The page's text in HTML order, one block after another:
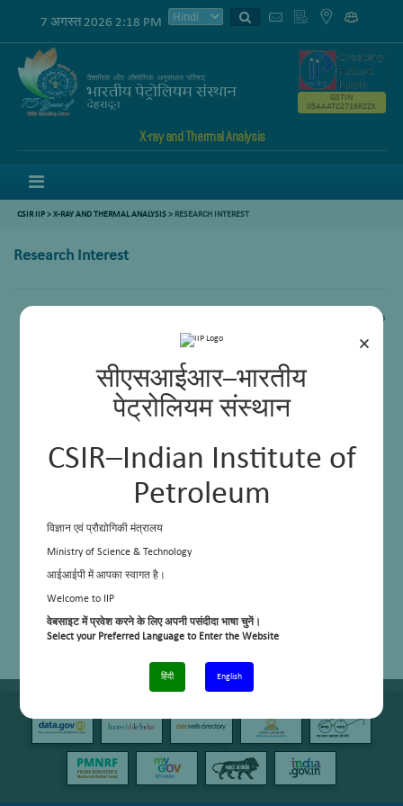
×
सीएसआईआर–भारतीय
पेट्रोलियम संस्थान
CSIR–Indian Institute of
Petroleum
विज्ञान एवं प्रौद्योगिकी मंत्रालय
Ministry of Science & Technology
आईआईपी में आपका स्वागत है।
Welcome to IIP
वेबसाइट में प्रवेश करने के लिए अपनी पसंदीदा भाषा चुनें।
Select your Preferred Language to Enter the Website
हिंदी English
7 अगस्त 2026 2:18 PM
X-ray and Thermal Analysis
GSTIN
05AAATC2716R2ZK
CSIR IIP>X-RAY AND THERMAL ANALYSIS> RESEARCH INTEREST
Research Interest
Gas To Liquid Technologies such as Syngas production and its conversion to
Fischer Tropsch synthesis